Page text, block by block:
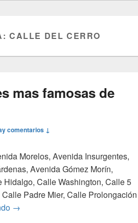
CALLE DEL CERRO
mas famosas de
comentarios ↓
Morelos, Avenida Insurgentes,
Avenida Gómez Morín,
Calle Washington, Calle 5
Padre Mier, Calle Prolongación
¿Cuales son las calles mas
→